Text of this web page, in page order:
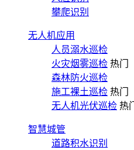
攀爬识别
无人机应用
人员溺水巡检
火灾烟雾巡检 热门
森林防火巡检
施工裸土巡检 热门
无人机光伏巡检 热门
智慧城管
道路积水识别